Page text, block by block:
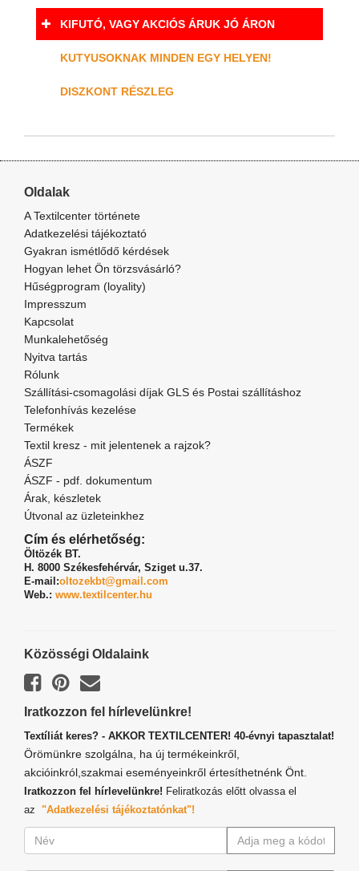
KIFUTÓ, VAGY AKCIÓS ÁRUK JÓ ÁRON
KUTYUSOKNAK MINDEN EGY HELYEN!
DISZKONT RÉSZLEG
Oldalak
A Textilcenter története
Adatkezelési tájékoztató
Gyakran ismétlődő kérdések
Hogyan lehet Ön törzsvásárló?
Hűségprogram (loyality)
Impresszum
Kapcsolat
Munkalehetőség
Nyitva tartás
Rólunk
Szállítási-csomagolási díjak GLS és Postai szállításhoz
Telefonhívás kezelése
Termékek
Textil kresz - mit jelentenek a rajzok?
ÁSZF
ÁSZF - pdf. dokumentum
Árak, készletek
Útvonal az üzleteinkhez
Cím és elérhetőség:
Öltözék BT.
H. 8000 Székesfehérvár, Sziget u.37.
E-mail:oltozekbt@gmail.com
Web.: www.textilcenter.hu
Közösségi Oldalaink
Iratkozzon fel hírlevelünkre!
Textíliát keres? - AKKOR TEXTILCENTER! 40-évnyi tapasztalat!
Örömünkre szolgálna, ha új termékeinkről,
akcióinkról,szakmai eseményeinkről értesíthetnénk Önt.
Iratkozzon fel hírlevelünkre! Feliratkozás előtt olvassa el
az "Adatkezelési tájékoztatónkat"!